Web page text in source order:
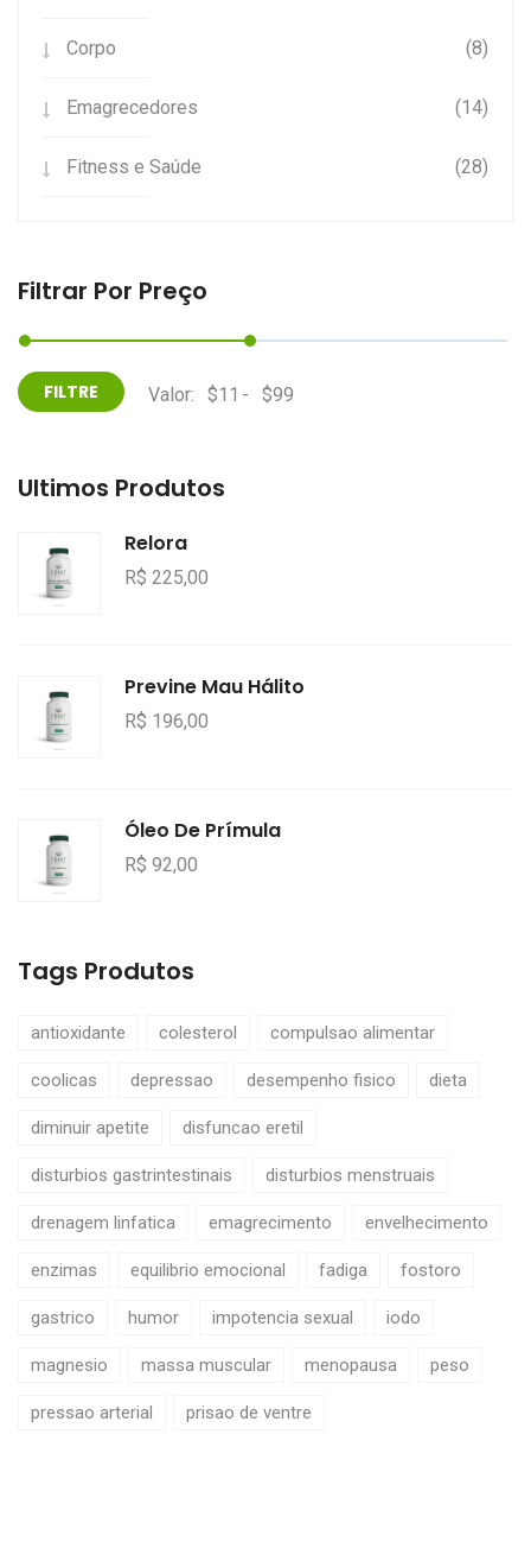
Corpo (8)
Emagrecedores (14)
Fitness e Saúde (28)
Filtrar Por Preço
Valor: -
Últimos Produtos
Relora
R$ 225,00
Previne Mau Hálito
R$ 196,00
Óleo De Prímula
R$ 92,00
Tags Produtos
antioxidante colesterol compulsao alimentar
coolicas depressao desempenho fisico dieta
diminuir apetite disfuncao eretil
disturbios gastrintestinais disturbios menstruais
drenagem linfatica emagrecimento envelhecimento
enzimas equilibrio emocional fadiga fostoro
gastrico humor impotencia sexual iodo
magnesio massa muscular menopausa peso
pressao arterial prisao de ventre